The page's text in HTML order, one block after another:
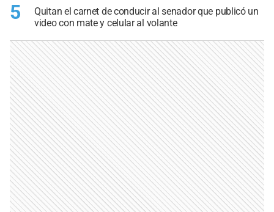
5
Quitan el carnet de conducir al senador que publicó un
video con mate y celular al volante